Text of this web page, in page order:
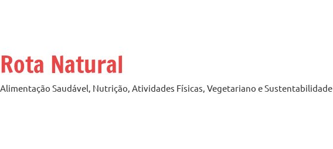
Rota Natural
Alimentação Saudável, Nutrição, Atividades Físicas, Vegetariano e Sustentabilidade